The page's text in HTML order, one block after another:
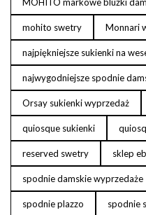
mohito swetry Monnari
najpiękniejsze sukienki na
najwygodniejsze spodnie
Orsay sukienki wyprzedaż
quiosque sukienki
reserved swetry sklep
spodnie damskie wyprzedaże
spodnie plazzo spodnie